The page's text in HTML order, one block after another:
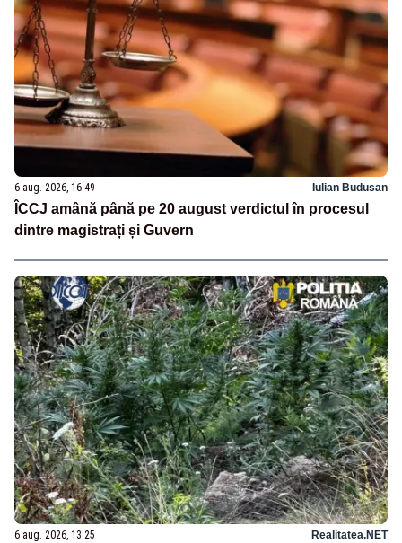
6 aug. 2026, 16:49 Iulian Budusan
ÎCCJ amână până pe 20 august verdictul în procesul
dintre magistrați și Guvern
6 aug. 2026, 13:25 Realitatea.NET